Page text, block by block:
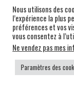
Nous utilisons des
l’expérience la plus
préférences et vos
vous consentez à
Ne vendez pas mes
Paramètres des